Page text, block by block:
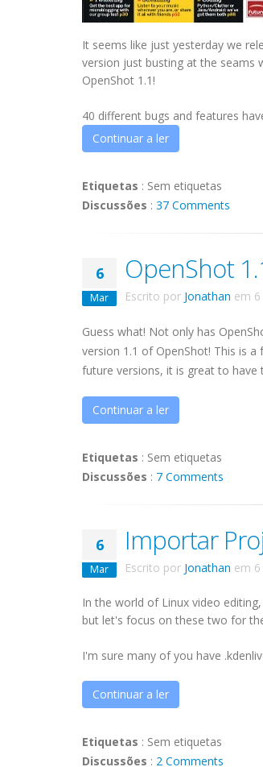
It seems like just yesterday we
version just busting at the seams
OpenShot 1.1!
40 different bugs and features
Continuar a ler
Etiquetas : Sem etiquetas
Discussões : 37 Comments
6
Mar
OpenShot
Escrito por Jonathan em
Guess what! Not only has
version 1.1 of OpenShot! This is
future versions, it is great to have
Continuar a ler
Etiquetas : Sem etiquetas
Discussões : 7 Comments
6
Mar
Importar
Escrito por Jonathan em
In the world of Linux video
but let's focus on these two for
I'm sure many of you have
Continuar a ler
Etiquetas : Sem etiquetas
Discussões : 2 Comments